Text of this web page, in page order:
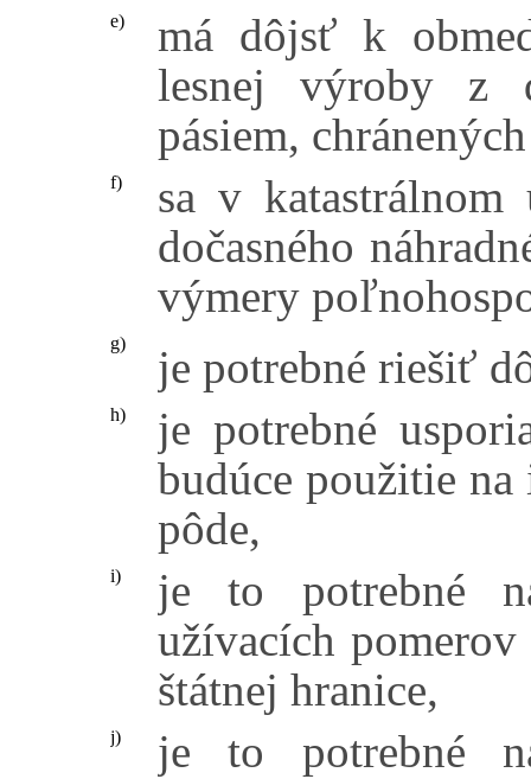
e)
má dôjsť k
lesnej výroby z
pásiem,
f)
sa v katastrálnom
dočasného
výmery
g) je potrebné riešiť
h)
je potrebné
budúce použitie na
pôde,
i)
je to potrebné
užívacích
štátnej hranice,
j)
je to potrebné